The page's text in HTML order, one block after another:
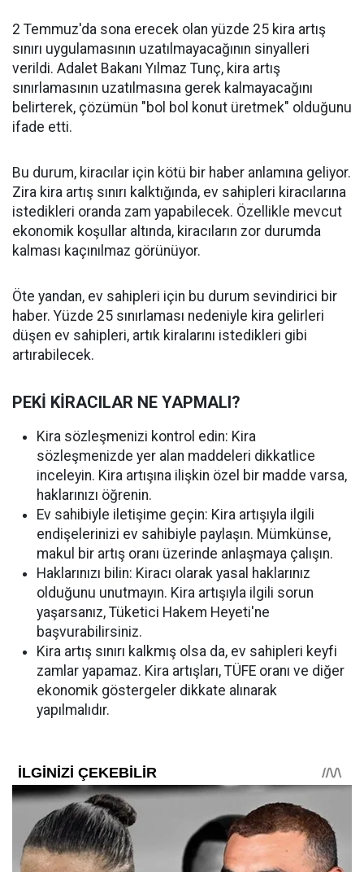
2 Temmuz'da sona erecek olan yüzde 25 kira artış
sınırı uygulamasının uzatılmayacağının sinyalleri
verildi. Adalet Bakanı Yılmaz Tunç, kira artış
sınırlamasının uzatılmasına gerek kalmayacağını
belirterek, çözümün "bol bol konut üretmek" olduğunu
ifade etti.
Bu durum, kiracılar için kötü bir haber anlamına geliyor.
Zira kira artış sınırı kalktığında, ev sahipleri kiracılarına
istedikleri oranda zam yapabilecek. Özellikle mevcut
ekonomik koşullar altında, kiracıların zor durumda
kalması kaçınılmaz görünüyor.
Öte yandan, ev sahipleri için bu durum sevindirici bir
haber. Yüzde 25 sınırlaması nedeniyle kira gelirleri
düşen ev sahipleri, artık kiralarını istedikleri gibi
artırabilecek.
PEKİ KİRACILAR NE YAPMALI?
Kira sözleşmenizi kontrol edin: Kira
sözleşmenizde yer alan maddeleri dikkatlice
inceleyin. Kira artışına ilişkin özel bir madde varsa,
haklarınızı öğrenin.
Ev sahibiyle iletişime geçin: Kira artışıyla ilgili
endişelerinizi ev sahibiyle paylaşın. Mümkünse,
makul bir artış oranı üzerinde anlaşmaya çalışın.
Haklarınızı bilin: Kiracı olarak yasal haklarınız
olduğunu unutmayın. Kira artışıyla ilgili sorun
yaşarsanız, Tüketici Hakem Heyeti'ne
başvurabilirsiniz.
Kira artış sınırı kalkmış olsa da, ev sahipleri keyfi
zamlar yapamaz. Kira artışları, TÜFE oranı ve diğer
ekonomik göstergeler dikkate alınarak
yapılmalıdır.